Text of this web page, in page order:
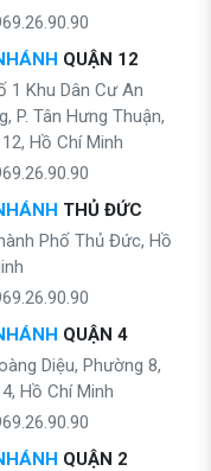
QUẬN 12
1 Khu Dân Cư An
P. Tân Hưng Thuận,
Hồ Chí Minh
THỦ ĐỨC
Phố Thủ Đức, Hồ
QUẬN 4
Diệu, Phường 8,
Hồ Chí Minh
QUẬN 2